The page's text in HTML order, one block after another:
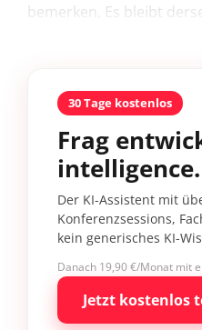
bemerken. Es bleibt
30 Tage kostenlos
Frag
intelligence.
Der KI-Assistent mit
Konferenzsessions,
kein generisches KI-
Danach 19,90 €/Monat mit
Jetzt kostenlos